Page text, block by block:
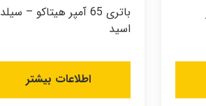
باتری 65 آمپر هیتاکو – سیلد
اسید
اطلاعات بیشتر